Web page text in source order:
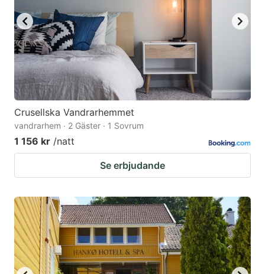
Crusellska Vandrarhemmet
vandrarhem · 2 Gäster · 1 Sovrum
1 156 kr /natt
Se erbjudande